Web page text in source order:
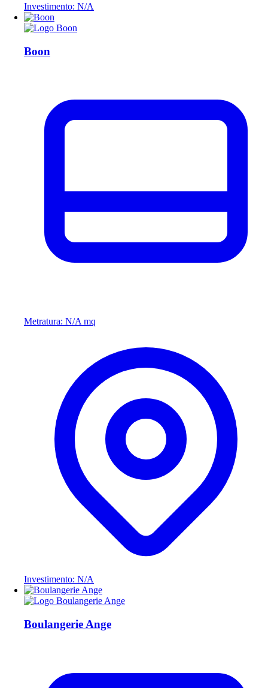
Investimento: N/A
Boon
Metratura: N/A mq
Investimento: N/A
Boulangerie Ange